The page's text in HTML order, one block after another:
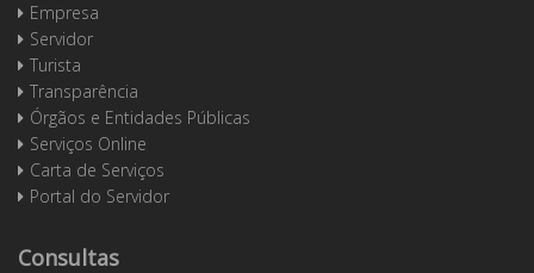
Empresa
Servidor
Turista
Transparência
Órgãos e Entidades Públicas
Serviços Online
Carta de Serviços
Portal do Servidor
Consultas